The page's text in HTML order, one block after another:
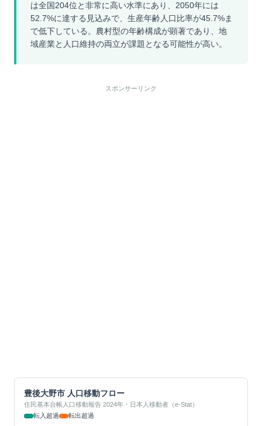
は全国204位と非常に高い水準にあり、2050年には
52.7%に達する見込みで、生産年齢人口比率が45.7%ま
で低下している。農村型の年齢構成が顕著であり、地
域産業と人口維持の両立が課題となる可能性が高い。
スポンサーリンク
豊後大野市 人口移動フロー
住民基本台帳人口移動報告 2024年・日本人移動者（e-Stat）
転入超過
転出超過